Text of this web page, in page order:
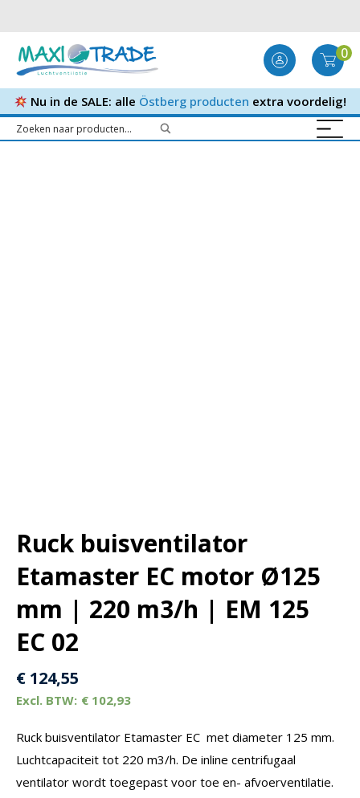
0
Nu in de SALE: alle Östberg producten extra voordelig!
Ruck buisventilator
Etamaster EC motor Ø125
mm | 220 m3/h | EM 125
EC 02
€ 124,55
€ 102,93
Ruck buisventilator Etamaster EC met diameter 125 mm.
Luchtcapaciteit tot 220 m3/h. De inline centrifugaal
ventilator wordt toegepast voor toe en- afvoerventilatie.